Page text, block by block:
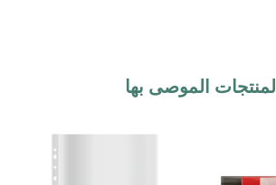
المنتجات الموصى بها